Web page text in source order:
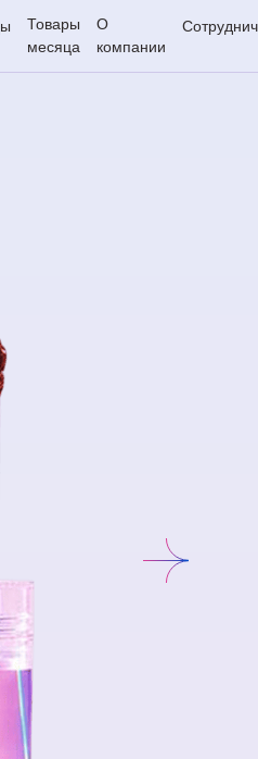
Товары
месяца
О
компании